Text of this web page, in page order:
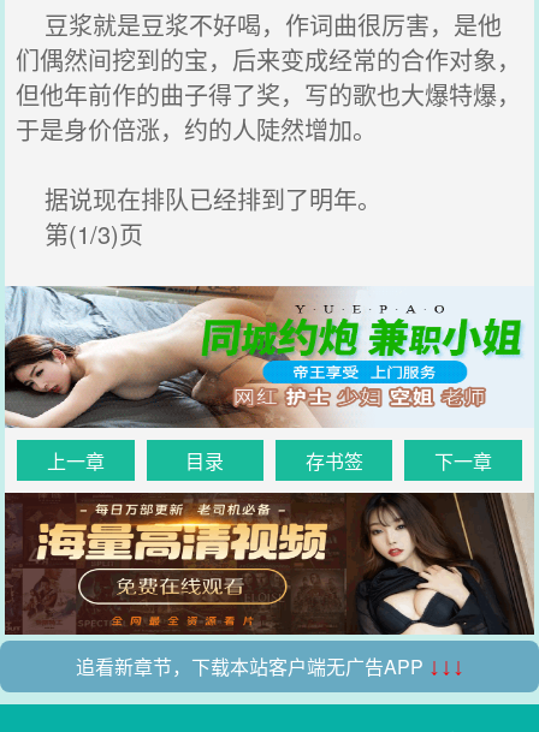
豆浆就是豆浆不好喝，作词曲很厉害，是他
们偶然间挖到的宝，后来变成经常的合作对象，
但他年前作的曲子得了奖，写的歌也大爆特爆，
于是身价倍涨，约的人陡然增加。
据说现在排队已经排到了明年。
第(1/3)页
上一章 目录 存书签 下一章
追看新章节，下载本站客户端无广告APP ↓↓↓